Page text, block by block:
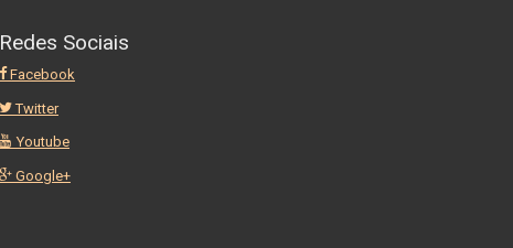
Redes Sociais
Facebook
Twitter
Youtube
Google+